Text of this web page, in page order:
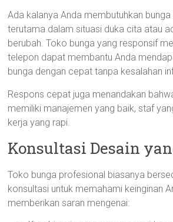
Ada kalanya Anda membutuhkan
terutama dalam situasi duka cita atau
berubah. Toko bunga yang responsif
telepon dapat membantu Anda
bunga dengan cepat tanpa kesalahan
Respons cepat juga menandakan
memiliki manajemen yang baik, staf
kerja yang rapi.
Konsultasi Desain
Toko bunga profesional biasanya
konsultasi untuk memahami keinginan
memberikan saran mengenai: